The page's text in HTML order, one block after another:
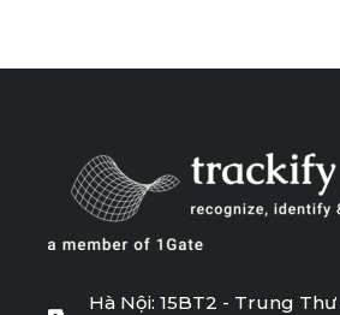
Hà Nội: 15BT2 - Trung